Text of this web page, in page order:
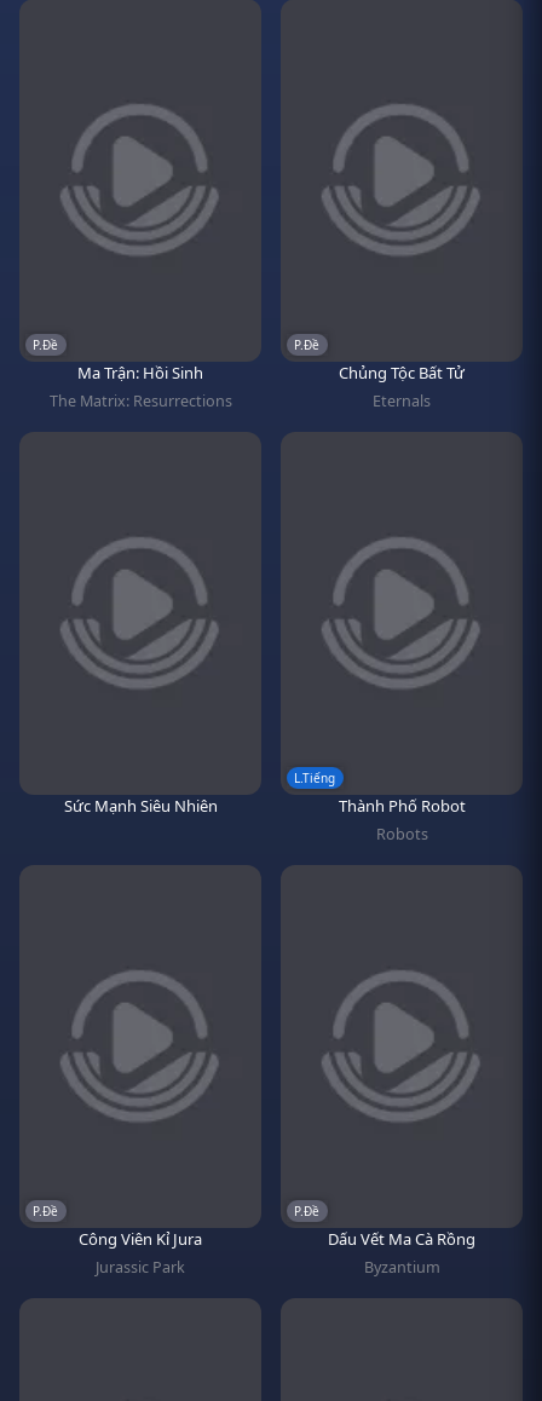
P.Đề
Ma Trận: Hồi Sinh
The Matrix: Resurrections
P.Đề
Chủng Tộc Bất Tử
Eternals
Sức Mạnh Siêu Nhiên
L.Tiếng
Thành Phố Robot
Robots
P.Đề
Công Viên Kỉ Jura
Jurassic Park
P.Đề
Dấu Vết Ma Cà Rồng
Byzantium